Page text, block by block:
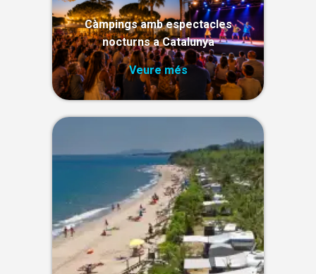
Càmpings amb espectacles
nocturns a Catalunya
Veure més